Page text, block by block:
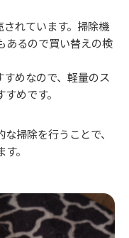
れています。掃除機
あるので買い替えの検
めなので、軽量のス
めです。
掃除を行うことで、
。